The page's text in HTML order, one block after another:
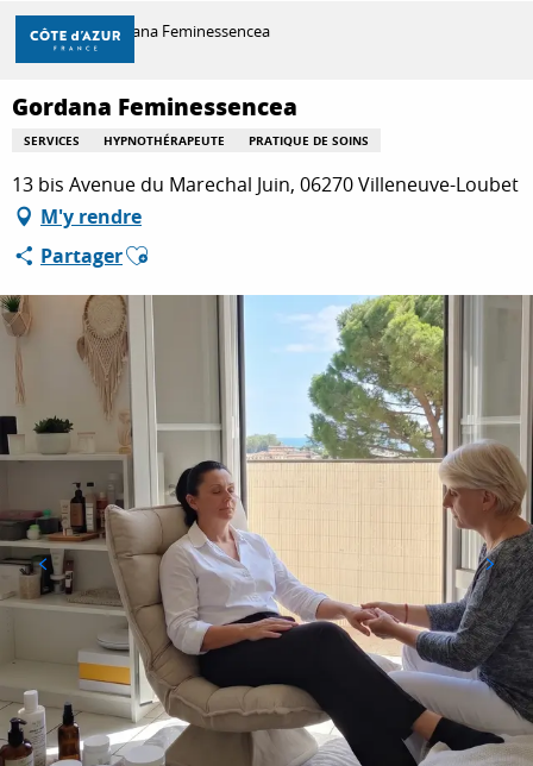
Aller
contenu
principal
DÉCOUVRIR
À FAIRE
SÉJOURNER
Accueil Gordana Feminessencea
Gordana Feminessencea
SERVICES HYPNOTHÉRAPEUTE PRATIQUE DE SOINS
13 bis Avenue du Marechal Juin, 06270 Villeneuve-Loubet
M'y rendre
PartagerAjouter aux favoris